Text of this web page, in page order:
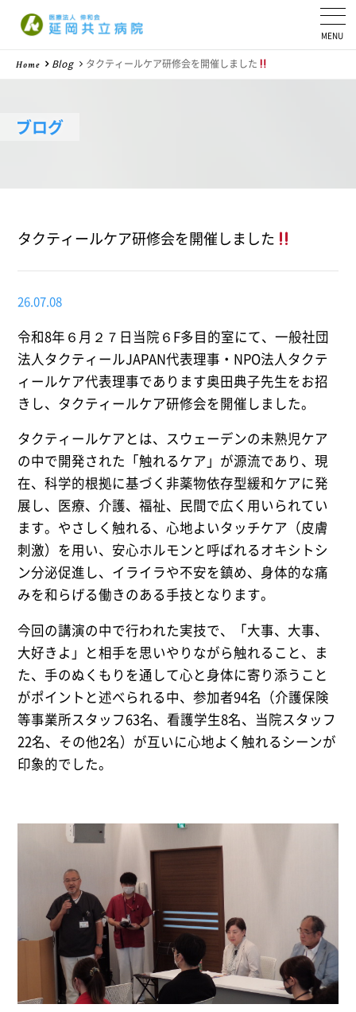
ブログ
Home Blog タクティールケア研修会を開催しました
タクティールケア研修会を開催しました
26.07.08
令和8年６月２７日当院６F多目的室にて、一般社団
法人タクティールJAPAN代表理事・NPO法人タクテ
ィールケア代表理事であります奥田典子先生をお招
きし、タクティールケア研修会を開催しました。
タクティールケアとは、スウェーデンの未熟児ケア
の中で開発された「触れるケア」が源流であり、現
在、科学的根拠に基づく非薬物依存型緩和ケアに発
展し、医療、介護、福祉、民間で広く用いられてい
ます。やさしく触れる、心地よいタッチケア（皮膚
刺激）を用い、安心ホルモンと呼ばれるオキシトシ
ン分泌促進し、イライラや不安を鎮め、身体的な痛
みを和らげる働きのある手技となります。
今回の講演の中で行われた実技で、「大事、大事、
大好きよ」と相手を思いやりながら触れること、ま
た、手のぬくもりを通して心と身体に寄り添うこと
がポイントと述べられる中、参加者94名（介護保険
等事業所スタッフ63名、看護学生8名、当院スタッフ
22名、その他2名）が互いに心地よく触れるシーンが
印象的でした。